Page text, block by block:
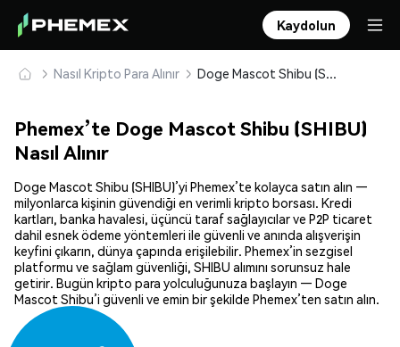
Kaydolun
Nasıl Kripto Para Alınır Doge Mascot Shibu (SHIBU) Güvenle Satın Alın ve Saklayın
Phemex’te Doge Mascot Shibu (SHIBU)
Nasıl Alınır
Doge Mascot Shibu (SHIBU)’yi Phemex’te kolayca satın alın —
milyonlarca kişinin güvendiği en verimli kripto borsası. Kredi
kartları, banka havalesi, üçüncü taraf sağlayıcılar ve P2P ticaret
dahil esnek ödeme yöntemleri ile güvenli ve anında alışverişin
keyfini çıkarın, dünya çapında erişilebilir. Phemex’in sezgisel
platformu ve sağlam güvenliği, SHIBU alımını sorunsuz hale
getirir. Bugün kripto para yolculuğunuza başlayın — Doge
Mascot Shibu’i güvenli ve emin bir şekilde Phemex’ten satın alın.